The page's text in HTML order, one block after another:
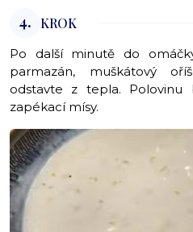
4. KROK
Po další minutě do
parmazán, muškátový
odstavte z tepla.
zapékací mísy.